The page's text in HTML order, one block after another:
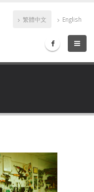
繁體中文 English